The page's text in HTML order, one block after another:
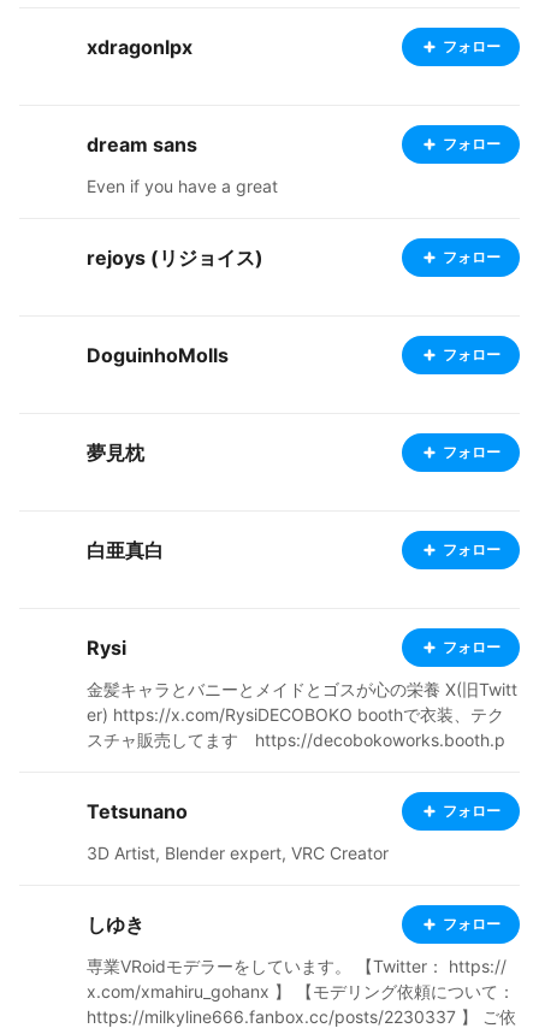
my lifespan! (lol) My shop is also open on BOOTH. Plea
se do give it a look! ❤ https://kumicho877.booth.pm/
xdragonlpx フォロー
dream sans フォロー
Even if you have a great
rejoys (リジョイス) フォロー
DoguinhoMolls フォロー
夢見枕 フォロー
白亜真白 フォロー
Rysi フォロー
金髪キャラとバニーとメイドとゴスが心の栄養 X(旧Twitt
er) https://x.com/RysiDECOBOKO boothで衣装、テク
スチャ販売してます https://decobokoworks.booth.p
Tetsunano フォロー
3D Artist, Blender expert, VRC Creator
しゆき フォロー
専業VRoidモデラーをしています。 【Twitter： https://
x.com/xmahiru_gohanx 】 【モデリング依頼について：
https://milkyline666.fanbox.cc/posts/2230337 】 ご依